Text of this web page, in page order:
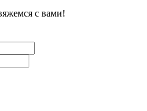
с вами!